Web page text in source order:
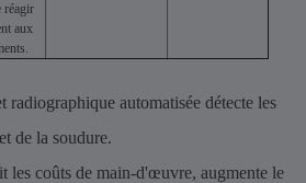
réagir
aux
radiographique automatisée détecte les
de la soudure.
les coûts de main-d'œuvre, augmente le